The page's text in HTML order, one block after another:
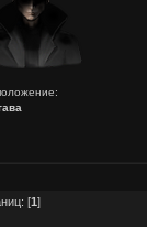
[1]